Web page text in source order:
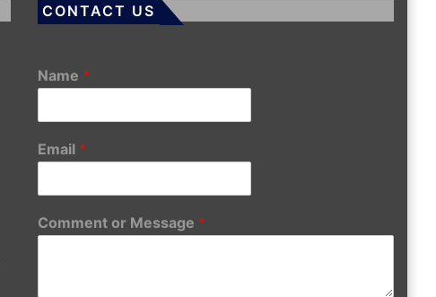
CONTACT US
Name *
Email *
Comment or Message *